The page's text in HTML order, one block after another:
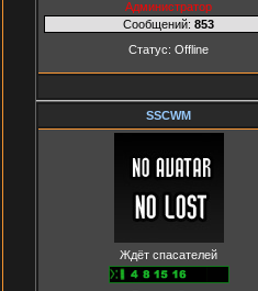
Администратор
Сообщений: 853
Статус: Offline
SSCWM
Ждёт спасателей